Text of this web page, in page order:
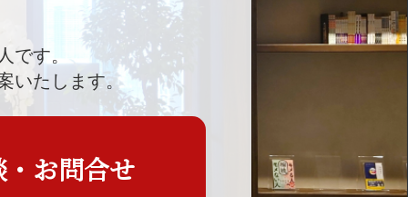
です。
いたします。
お問合せ